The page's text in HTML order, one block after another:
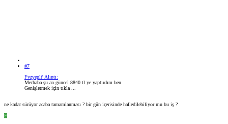
#7
Fvzyeplt' Alıntı:
Merhaba şu an güncel 8840 tl ye yaptırdım ben
Genişletmek için tıkla ...
ne kadar sürüyor acaba tamamlanması ? bir gün içerisinde halledilebiliyor mu bu iş ?
F